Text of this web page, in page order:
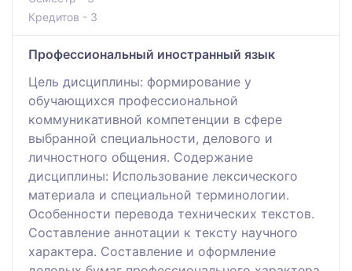
Кредитов - 3
Профессиональный иностранный язык
Цель дисциплины: формирование у
обучающихся профессиональной
коммуникативной компетенции в сфере
выбранной специальности, делового и
личностного общения. Содержание
дисциплины: Использование лексического
материала и специальной терминологии.
Особенности перевода технических текстов.
Составление аннотации к тексту научного
характера. Составление и оформление